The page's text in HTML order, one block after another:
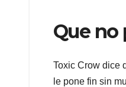
Que no
Toxic Crow dice
le pone fin sin